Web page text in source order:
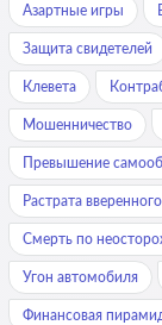
Азартные игры
Защита свидетелей
Клевета
Мошенничество
Превышение
Растрата
Смерть по
Угон автомобиля
Финансовая